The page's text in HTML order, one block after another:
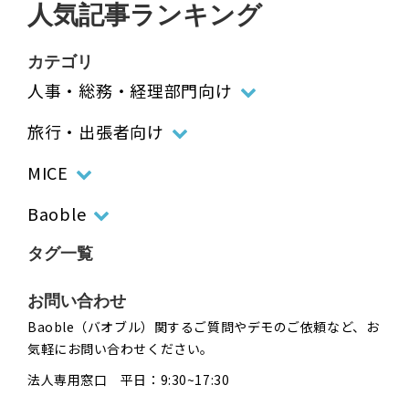
人気記事ランキング
カテゴリ
人事・総務・経理部門向け
旅行・出張者向け
MICE
Baoble
タグ一覧
お問い合わせ
Baoble（バオブル）関するご質問やデモのご依頼など、お
気軽にお問い合わせください。
法人専用窓口 平日：9:30~17:30